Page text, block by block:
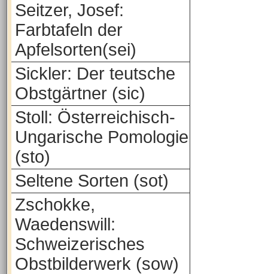
Seitzer, Josef:
Farbtafeln der
Apfelsorten(sei)
Sickler: Der teutsche
Obstgärtner (sic)
Stoll: Österreichisch-
Ungarische Pomologie
(sto)
Seltene Sorten (sot)
Zschokke,
Waedenswill:
Schweizerisches
Obstbilderwerk (sow)